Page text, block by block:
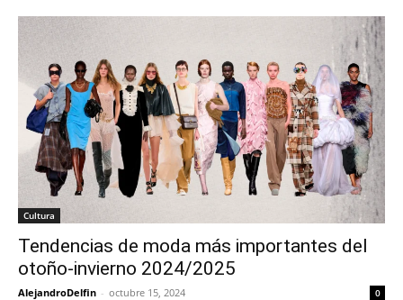
Cultura
Tendencias de moda más importantes del
otoño-invierno 2024/2025
AlejandroDelfin - octubre 15, 2024 0